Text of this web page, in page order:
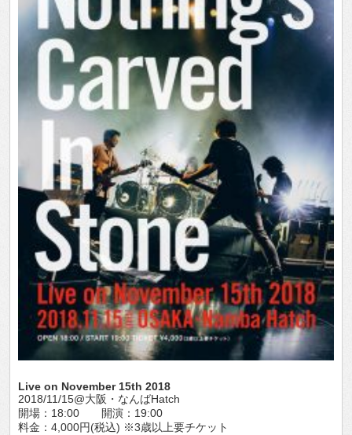
Live on November 15th 2018
2018/11/15@大阪・なんばHatch
開場：18:00 開演：19:00
料金：4,000円(税込) ※3歳以上要チケット